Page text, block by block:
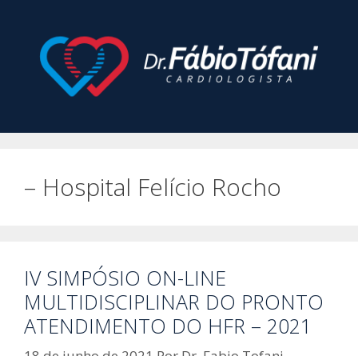
conteúdo
– Hospital Felício Rocho
IV SIMPÓSIO ON-LINE
MULTIDISCIPLINAR DO PRONTO
ATENDIMENTO DO HFR – 2021